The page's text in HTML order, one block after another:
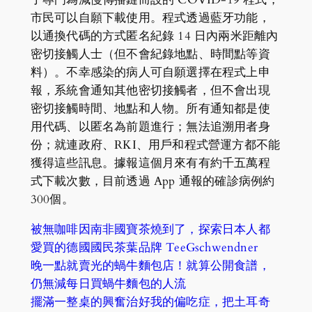
市民可以自願下載使用。程式透過藍牙功能，
以通換代碼的方式匿名紀錄 14 日內兩米距離內
密切接觸人士（但不會紀錄地點、時間點等資
料）。不幸感染的病人可自願選擇在程式上申
報，系統會通知其他密切接觸者，但不會出現
密切接觸時間、地點和人物。所有通知都是使
用代碼、以匿名為前題進行；無法追溯用者身
份；就連政府、RKI、用戶和程式營運方都不能
獲得這些訊息。據報這個月來有有約千五萬程
式下載次數，目前透過 App 通報的確診病例約
300個。
被無咖啡因南非國寶茶燒到了，探索日本人都
愛買的德國國民茶葉品牌 TeeGschwendner
晚一點就賣光的蝸牛麵包店！就算公開食譜，
仍無減每日買蝸牛麵包的人流
擺滿一整桌的興奮治好我的偏吃症，把土耳奇